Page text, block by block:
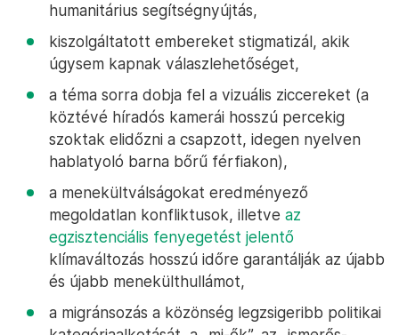
humanitárius segítségnyújtás,
kiszolgáltatott embereket stigmatizál, akik
úgysem kapnak válaszlehetőséget,
a téma sorra dobja fel a vizuális ziccereket (a
köztévé híradós kamerái hosszú percekig
szoktak elidőzni a csapzott, idegen nyelven
hablatyoló barna bőrű férfiakon),
a menekültválságokat eredményező
megoldatlan konfliktusok, illetve az
egzisztenciális fenyegetést jelentő
klímaváltozás hosszú időre garantálják az újabb
és újabb menekülthullámot,
a migránsozás a közönség legzsigeribb politikai